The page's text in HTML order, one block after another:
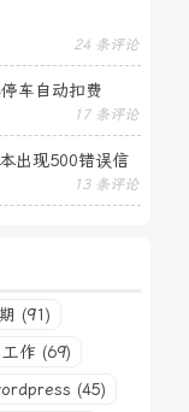
24 条评论
车自动扣费
17 条评论
出现500错误信
13 条评论
(91)
工作 (69)
(45)